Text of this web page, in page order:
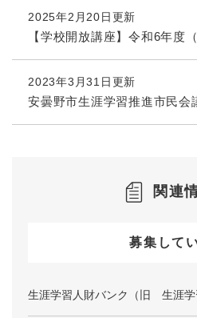
2025年2月20日更新
【学校開放講座】令和6年度
2023年3月31日更新
安曇野市生涯学習推進市民会
関連
募集して
生涯学習人財バンク（旧 生涯学